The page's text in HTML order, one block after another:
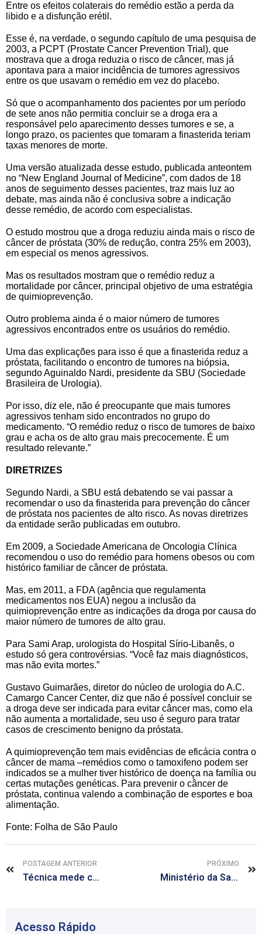
Entre os efeitos colaterais do remédio estão a perda da
libido e a disfunção erétil.
Esse é, na verdade, o segundo capítulo de uma pesquisa de
2003, a PCPT (Prostate Cancer Prevention Trial), que
mostrava que a droga reduzia o risco de câncer, mas já
apontava para a maior incidência de tumores agressivos
entre os que usavam o remédio em vez do placebo.
Só que o acompanhamento dos pacientes por um período
de sete anos não permitia concluir se a droga era a
responsável pelo aparecimento desses tumores e se, a
longo prazo, os pacientes que tomaram a finasterida teriam
taxas menores de morte.
Uma versão atualizada desse estudo, publicada anteontem
no “New England Journal of Medicine”, com dados de 18
anos de seguimento desses pacientes, traz mais luz ao
debate, mas ainda não é conclusiva sobre a indicação
desse remédio, de acordo com especialistas.
O estudo mostrou que a droga reduziu ainda mais o risco de
câncer de próstata (30% de redução, contra 25% em 2003),
em especial os menos agressivos.
Mas os resultados mostram que o remédio reduz a
mortalidade por câncer, principal objetivo de uma estratégia
de quimioprevenção.
Outro problema ainda é o maior número de tumores
agressivos encontrados entre os usuários do remédio.
Uma das explicações para isso é que a finasterida reduz a
próstata, facilitando o encontro de tumores na biópsia,
segundo Aguinaldo Nardi, presidente da SBU (Sociedade
Brasileira de Urologia).
Por isso, diz ele, não é preocupante que mais tumores
agressivos tenham sido encontrados no grupo do
medicamento. “O remédio reduz o risco de tumores de baixo
grau e acha os de alto grau mais precocemente. É um
resultado relevante.”
DIRETRIZES
Segundo Nardi, a SBU está debatendo se vai passar a
recomendar o uso da finasterida para prevenção do câncer
de próstata nos pacientes de alto risco. As novas diretrizes
da entidade serão publicadas em outubro.
Em 2009, a Sociedade Americana de Oncologia Clínica
recomendou o uso do remédio para homens obesos ou com
histórico familiar de câncer de próstata.
Mas, em 2011, a FDA (agência que regulamenta
medicamentos nos EUA) negou a inclusão da
quimioprevenção entre as indicações da droga por causa do
maior número de tumores de alto grau.
Para Sami Arap, urologista do Hospital Sírio-Libanês, o
estudo só gera controvérsias. “Você faz mais diagnósticos,
mas não evita mortes.”
Gustavo Guimarães, diretor do núcleo de urologia do A.C.
Camargo Cancer Center, diz que não é possível concluir se
a droga deve ser indicada para evitar câncer mas, como ela
não aumenta a mortalidade, seu uso é seguro para tratar
casos de crescimento benigno da próstata.
A quimioprevenção tem mais evidências de eficácia contra o
câncer de mama –remédios como o tamoxifeno podem ser
indicados se a mulher tiver histórico de doença na família ou
certas mutações genéticas. Para prevenir o câncer de
próstata, continua valendo a combinação de esportes e boa
alimentação.
Fonte: Folha de São Paulo
POSTAGEM ANTERIOR
Técnica mede consciência em pacientes com dano cerebral
PRÓXIMO
Ministério da Saúde abre inscrições para segunda etapa do Mais Médicos
Acesso Rápido